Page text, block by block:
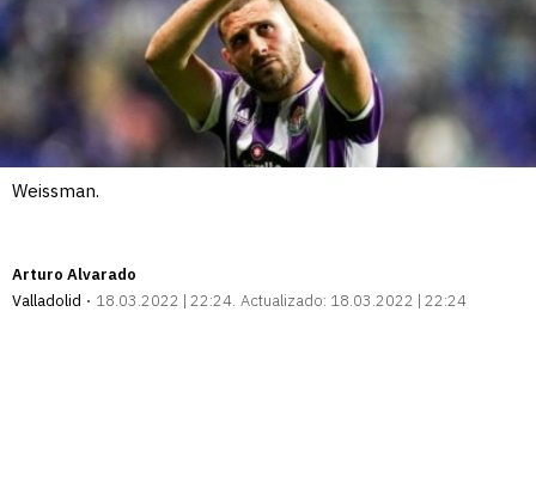
Weissman.
Arturo Alvarado
Valladolid
18.03.2022 | 22:24 Actualizado: 18.03.2022 | 22:24